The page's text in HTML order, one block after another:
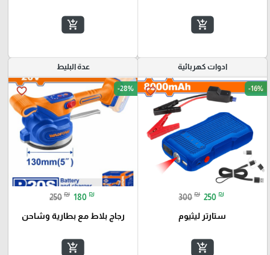
add_shopping_cart
add_shopping_cart
ادوات كهربائية
favorite_border -16%
300 ₪ 250 ₪
ستارتر ليثيوم
add_shopping_cart
عدة البليط
favorite_border -28%
250 ₪ 180 ₪
رجاج بلاط مع بطارية وشاحن
add_shopping_cart